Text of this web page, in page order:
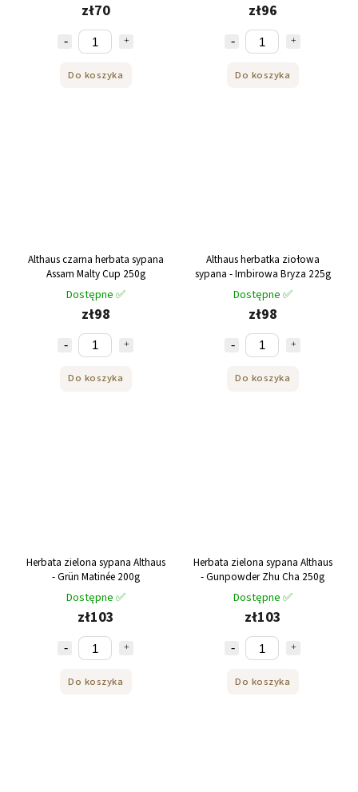
zł70
Do koszyka
zł96
Do koszyka
Althaus czarna herbata sypana
Assam Malty Cup 250g
Dostępne ✅
zł98
Do koszyka
Althaus herbatka ziołowa
sypana - Imbirowa Bryza 225g
Dostępne ✅
zł98
Do koszyka
Herbata zielona sypana Althaus
- Grün Matinée 200g
Dostępne ✅
zł103
Do koszyka
Herbata zielona sypana Althaus
- Gunpowder Zhu Cha 250g
Dostępne ✅
zł103
Do koszyka